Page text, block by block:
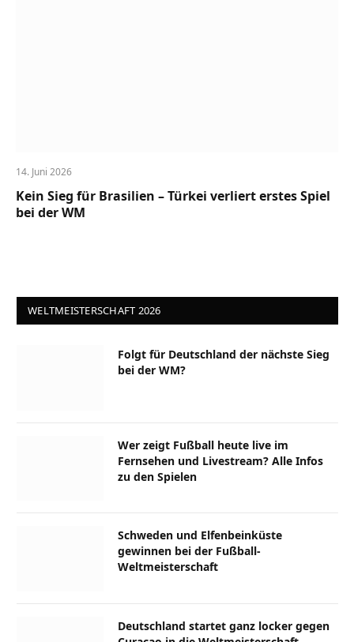
14. Juni 2026
Kein Sieg für Brasilien – Türkei verliert erstes Spiel
bei der WM
WELTMEISTERSCHAFT 2026
Folgt für Deutschland der nächste Sieg
bei der WM?
Wer zeigt Fußball heute live im
Fernsehen und Livestream? Alle Infos
zu den Spielen
Schweden und Elfenbeinküste
gewinnen bei der Fußball-
Weltmeisterschaft
Deutschland startet ganz locker gegen